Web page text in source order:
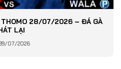
THOMO 28/07/2026 – ĐÁ GÀ
LẠI
07/2026